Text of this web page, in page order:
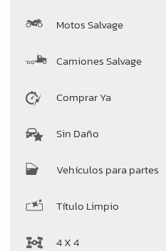
Motos Salvage
Camiones Salvage
Comprar Ya
Sin Daño
Vehículos para partes
Título Limpio
4 X 4